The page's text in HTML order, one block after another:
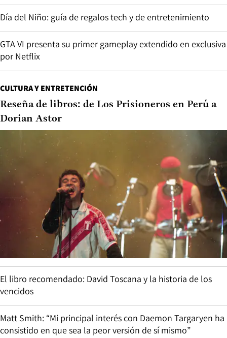
Día del Niño: guía de regalos tech y de entretenimiento
GTA VI presenta su primer gameplay extendido en exclusiva
por Netflix
CULTURA Y ENTRETENCIÓN
Reseña de libros: de Los Prisioneros en Perú a
Dorian Astor
El libro recomendado: David Toscana y la historia de los
vencidos
Matt Smith: “Mi principal interés con Daemon Targaryen ha
consistido en que sea la peor versión de sí mismo”